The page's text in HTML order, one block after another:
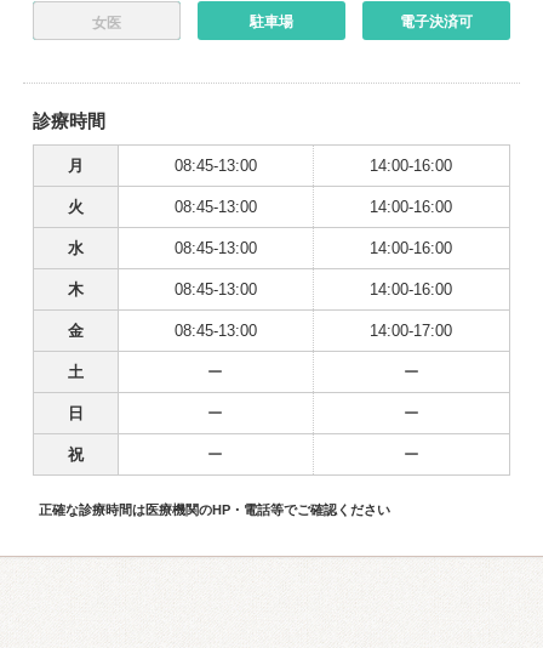
女医 駐車場 電子決済可
診療時間
月 08:45-13:00 14:00-16:00
火 08:45-13:00 14:00-16:00
水 08:45-13:00 14:00-16:00
木 08:45-13:00 14:00-16:00
金 08:45-13:00 14:00-17:00
土 ー ー
日 ー ー
祝 ー ー
正確な診療時間は医療機関のHP・電話等でご確認ください